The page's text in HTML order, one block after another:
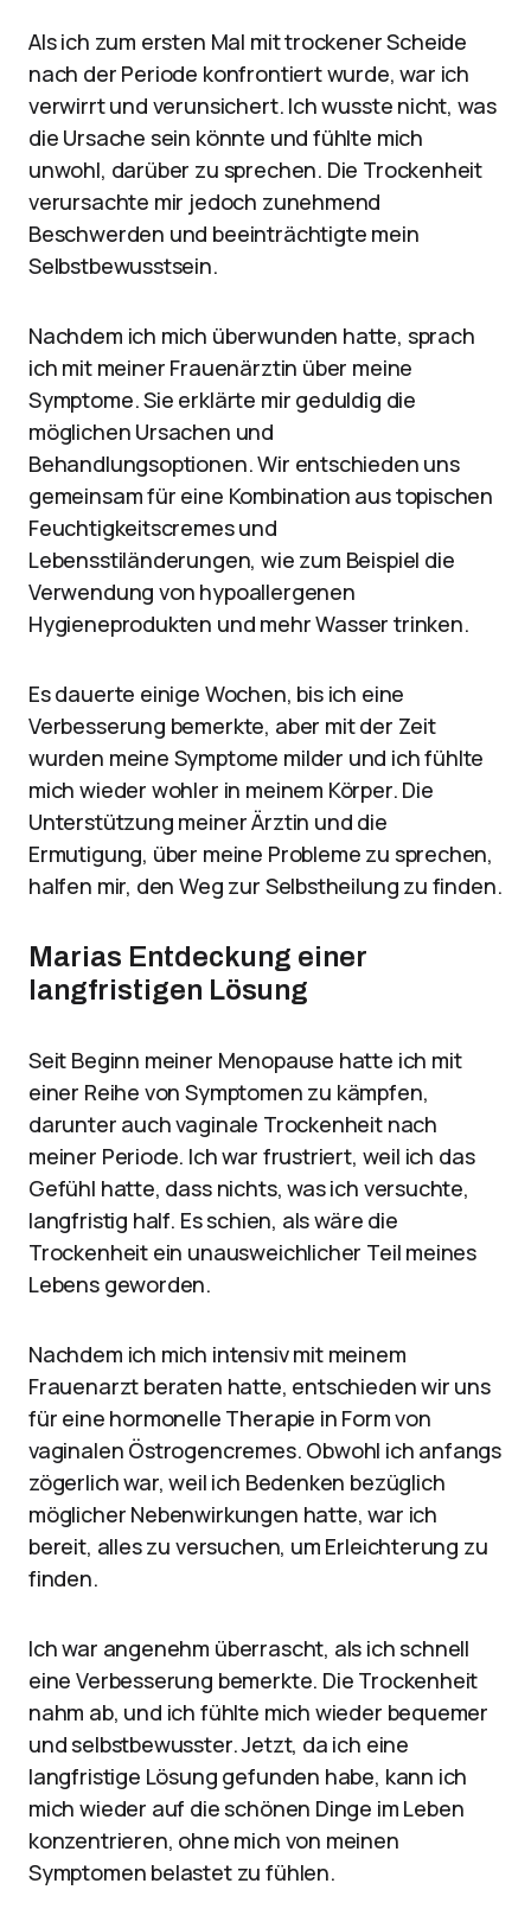
Als ich zum ersten Mal mit trockener Scheide
nach der Periode konfrontiert wurde, war ich
verwirrt und verunsichert. Ich wusste nicht, was
die Ursache sein könnte und fühlte mich
unwohl, darüber zu sprechen. Die Trockenheit
verursachte mir jedoch zunehmend
Beschwerden und beeinträchtigte mein
Selbstbewusstsein.
Nachdem ich mich überwunden hatte, sprach
ich mit meiner Frauenärztin über meine
Symptome. Sie erklärte mir geduldig die
möglichen Ursachen und
Behandlungsoptionen. Wir entschieden uns
gemeinsam für eine Kombination aus topischen
Feuchtigkeitscremes und
Lebensstiländerungen, wie zum Beispiel die
Verwendung von hypoallergenen
Hygieneprodukten und mehr Wasser trinken.
Es dauerte einige Wochen, bis ich eine
Verbesserung bemerkte, aber mit der Zeit
wurden meine Symptome milder und ich fühlte
mich wieder wohler in meinem Körper. Die
Unterstützung meiner Ärztin und die
Ermutigung, über meine Probleme zu sprechen,
halfen mir, den Weg zur Selbstheilung zu finden.
Marias Entdeckung einer
langfristigen Lösung
Seit Beginn meiner Menopause hatte ich mit
einer Reihe von Symptomen zu kämpfen,
darunter auch vaginale Trockenheit nach
meiner Periode. Ich war frustriert, weil ich das
Gefühl hatte, dass nichts, was ich versuchte,
langfristig half. Es schien, als wäre die
Trockenheit ein unausweichlicher Teil meines
Lebens geworden.
Nachdem ich mich intensiv mit meinem
Frauenarzt beraten hatte, entschieden wir uns
für eine hormonelle Therapie in Form von
vaginalen Östrogencremes. Obwohl ich anfangs
zögerlich war, weil ich Bedenken bezüglich
möglicher Nebenwirkungen hatte, war ich
bereit, alles zu versuchen, um Erleichterung zu
finden.
Ich war angenehm überrascht, als ich schnell
eine Verbesserung bemerkte. Die Trockenheit
nahm ab, und ich fühlte mich wieder bequemer
und selbstbewusster. Jetzt, da ich eine
langfristige Lösung gefunden habe, kann ich
mich wieder auf die schönen Dinge im Leben
konzentrieren, ohne mich von meinen
Symptomen belastet zu fühlen.